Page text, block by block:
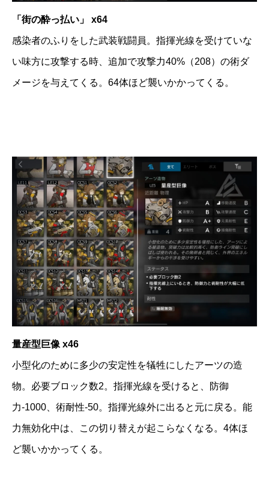
「街の酔っ払い」 x64
感染者のふりをした武装戦闘員。指揮光線を受けていな
い味方に攻撃する時、追加で攻撃力40%（208）の術ダ
メージを与えてくる。64体ほど襲いかかってくる。
量産型巨像 x46
小型化のために多少の安定性を犠牲にしたアーツの造
物。必要ブロック数2。指揮光線を受けると、防御
力-1000、術耐性-50。指揮光線外に出ると元に戻る。能
力無効化中は、この切り替えが起こらなくなる。4体ほ
ど襲いかかってくる。